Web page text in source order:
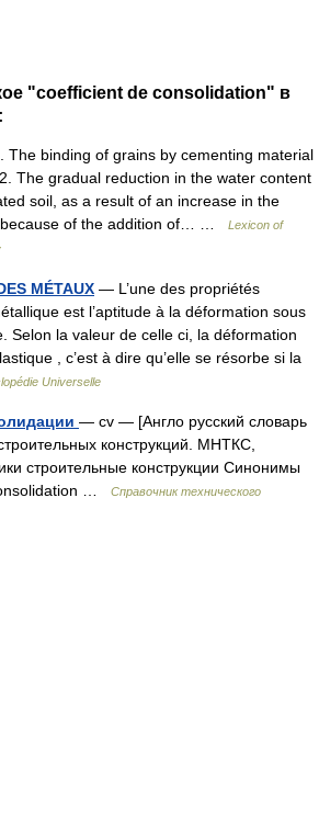
"coefficient de consolidation" в
binding of grains by cementing material
The gradual reduction in the water content
soil, as a result of an increase in the
because of the addition of… …
Lexicon of
MÉTAUX — L’une des propriétés
est l’aptitude à la déformation sous
Selon la valeur de celle ci, la déformation
, c’est à dire qu’elle se résorbe si la
Universelle
— cv — [Англо русский словарь
конструкций. МНТКС,
строительные конструкции Синонимы
…
Справочник технического